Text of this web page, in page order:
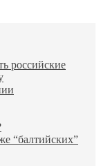
российские
“балтийских”